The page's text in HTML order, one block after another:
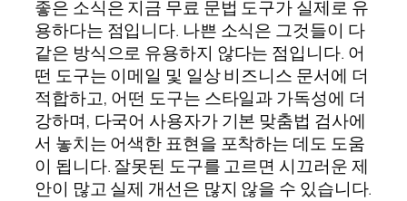
좋은 소식은 지금 무료 문법 도구가 실제로 유
용하다는 점입니다. 나쁜 소식은 그것들이 다
같은 방식으로 유용하지 않다는 점입니다. 어
떤 도구는 이메일 및 일상 비즈니스 문서에 더
적합하고, 어떤 도구는 스타일과 가독성에 더
강하며, 다국어 사용자가 기본 맞춤법 검사에
서 놓치는 어색한 표현을 포착하는 데도 도움
이 됩니다. 잘못된 도구를 고르면 시끄러운 제
안이 많고 실제 개선은 많지 않을 수 있습니다.